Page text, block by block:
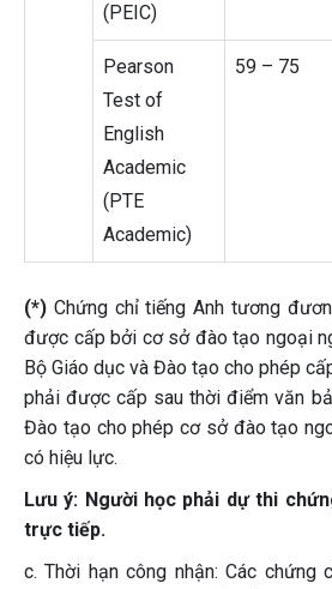
(PEIC)
Pearson
Test of
English
Academic
(PTE
Academic)
59 – 75
(*) Chứng chỉ tiếng Anh tương
được cấp bởi cơ sở đào tạo ngoại
Bộ Giáo dục và Đào tạo cho phép
phải được cấp sau thời điểm văn
Đào tạo cho phép cơ sở đào tạo
có hiệu lực.
Lưu ý: Người học phải dự thi
trực tiếp.
c. Thời hạn công nhận: Các chứng